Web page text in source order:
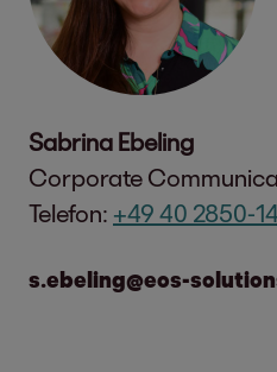
Sabrina Ebeling
Corporate
Telefon: +49 40 2850-
s.ebeling@eos-